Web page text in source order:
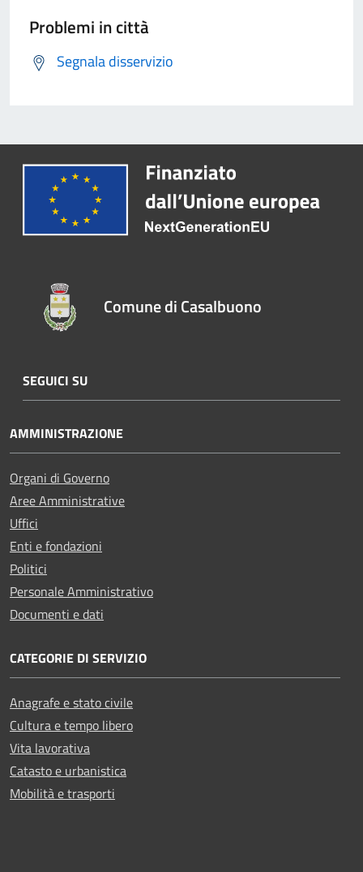
Problemi in città
Segnala disservizio
Comune di Casalbuono
SEGUICI SU
AMMINISTRAZIONE
Organi di Governo
Aree Amministrative
Uffici
Enti e fondazioni
Politici
Personale Amministrativo
Documenti e dati
CATEGORIE DI SERVIZIO
Anagrafe e stato civile
Cultura e tempo libero
Vita lavorativa
Catasto e urbanistica
Mobilità e trasporti